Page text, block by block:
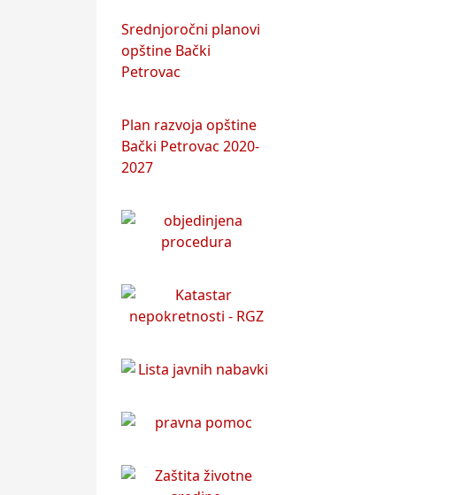
Srednjoročni planovi
opštine Bački
Petrovac
Plan razvoja opštine
Bački Petrovac 2020-
2027